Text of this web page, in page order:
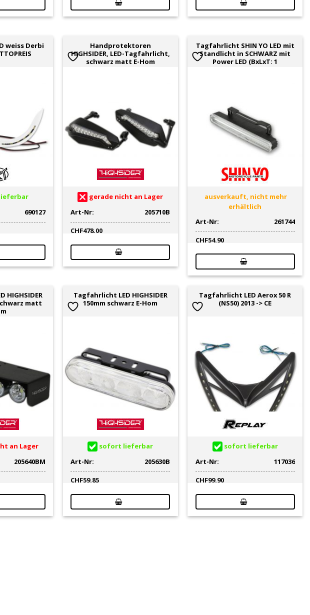
weiss Derbi
690127
Handprotektoren
HIGHSIDER, LED-Tagfahrlicht,
schwarz matt E-Hom
gerade nicht an Lager
Art-Nr:
205710B
CHF478.00
Tagfahrlicht SHIN YO LED mit
Standlicht in SCHWARZ mit
Power LED (BxLxT: 1
ausverkauft, nicht mehr
erhältlich
Art-Nr:
261744
CHF54.90
HIGHSIDER
matt
an Lager
205640BM
Tagfahrlicht LED HIGHSIDER
150mm schwarz E-Hom
sofort lieferbar
Art-Nr:
205630B
CHF59.85
Tagfahrlicht LED Aerox 50 R
(NS50) 2013 -> CE
sofort lieferbar
Art-Nr:
117036
CHF99.90